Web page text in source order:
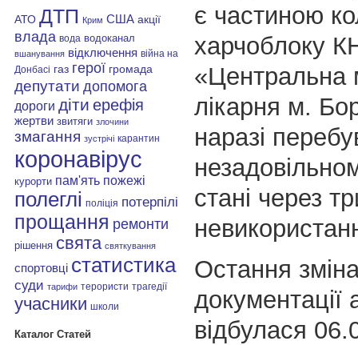
АТО ДТП Крим США акції
влада вода водоканал
вшанування відключення війна на
Донбасі газ герої громада
депутати допомога
дороги діти ерефія
жертви звитяги злочини
змагання зустрічі карантин
коронавірус
курорти пам'ять пожежі
полеглі поліція потерпілі
прощання ремонти
рішення свята святкування
спортовці статистика
суди тарифи терористи трагедії
учасники школи
Каталог Статей
є частиною
харчоблоку
«Центральна
лікарня м.
наразі
стані через
Остання
документації
відбулася